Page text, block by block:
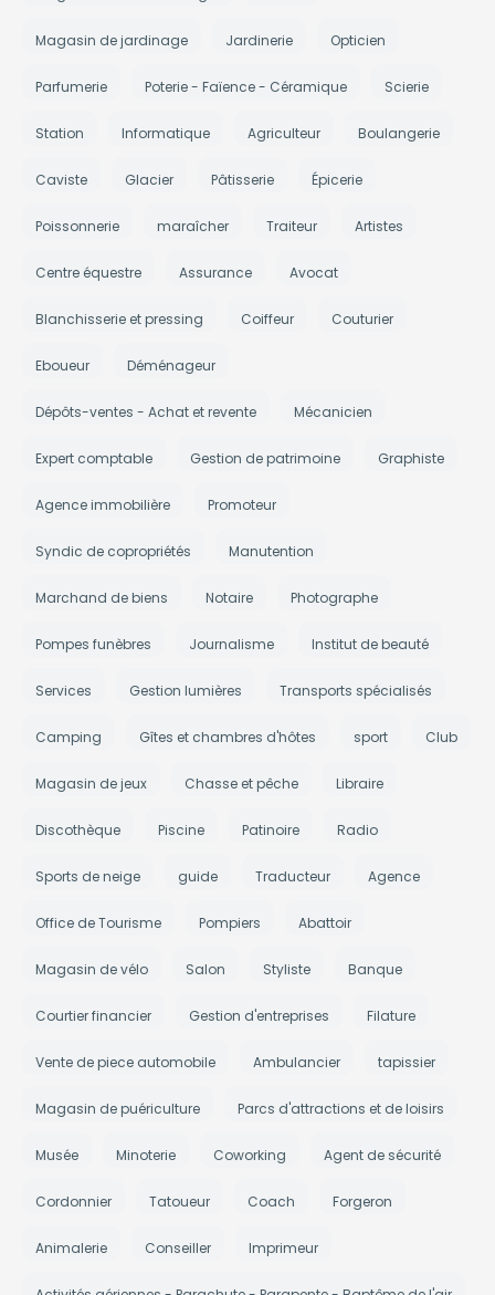
Magasin de jardinage Jardinerie Opticien
Parfumerie Poterie - Faïence - Céramique Scierie
Station Informatique Agriculteur Boulangerie
Caviste Glacier Pâtisserie Épicerie
Poissonnerie maraîcher Traiteur Artistes
Centre équestre Assurance Avocat
Blanchisserie et pressing Coiffeur Couturier
Eboueur Déménageur
Dépôts-ventes - Achat et revente Mécanicien
Expert comptable Gestion de patrimoine Graphiste
Agence immobilière Promoteur
Syndic de copropriétés Manutention
Marchand de biens Notaire Photographe
Pompes funèbres Journalisme Institut de beauté
Services Gestion lumières Transports spécialisés
Camping Gîtes et chambres d'hôtes sport Club
Magasin de jeux Chasse et pêche Libraire
Discothèque Piscine Patinoire Radio
Sports de neige guide Traducteur Agence
Office de Tourisme Pompiers Abattoir
Magasin de vélo Salon Styliste Banque
Courtier financier Gestion d'entreprises Filature
Vente de piece automobile Ambulancier tapissier
Magasin de puériculture Parcs d'attractions et de loisirs
Musée Minoterie Coworking Agent de sécurité
Cordonnier Tatoueur Coach Forgeron
Animalerie Conseiller Imprimeur